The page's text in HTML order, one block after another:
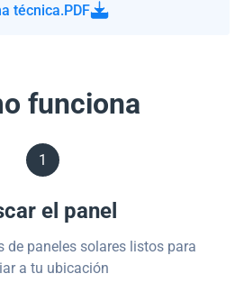
técnica.PDF
funciona
1
el panel
de paneles solares listos para
a tu ubicación